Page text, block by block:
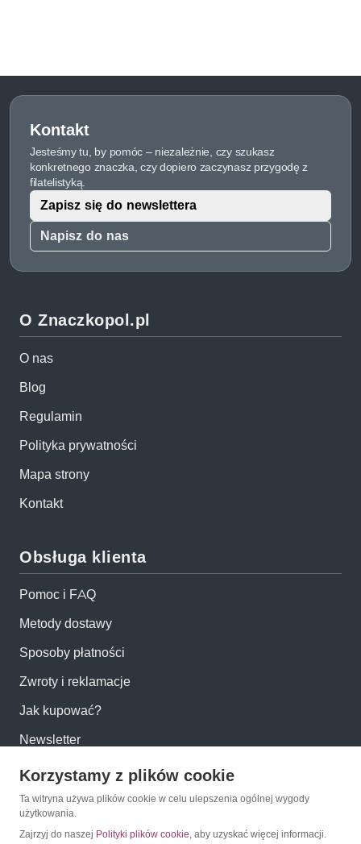
Kontakt
Jesteśmy tu, by pomóc – niezależnie, czy szukasz
konkretnego znaczka, czy dopiero zaczynasz przygodę z
filatelistyką.
Napisz do nas
Zapisz się do newslettera
O Znaczkopol.pl
O nas
Blog
Regulamin
Polityka prywatności
Mapa strony
Kontakt
Obsługa klienta
Pomoc i FAQ
Metody dostawy
Sposoby płatności
Zwroty i reklamacje
Jak kupować?
Newsletter
Konto
Moje konto
Korzystamy z plików cookie
Ta witryna używa plików cookie w celu ulepszenia ogólnej wygody
użytkowania.
Zajrzyj do naszej Polityki plików cookie, aby uzyskać więcej informacji.